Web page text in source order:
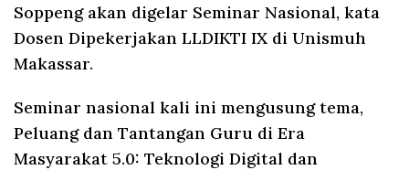
Soppeng akan digelar Seminar Nasional, kata
Dosen Dipekerjakan LLDIKTI IX di Unismuh
Makassar.
Seminar nasional kali ini mengusung tema,
Peluang dan Tantangan Guru di Era
Masyarakat 5.0: Teknologi Digital dan